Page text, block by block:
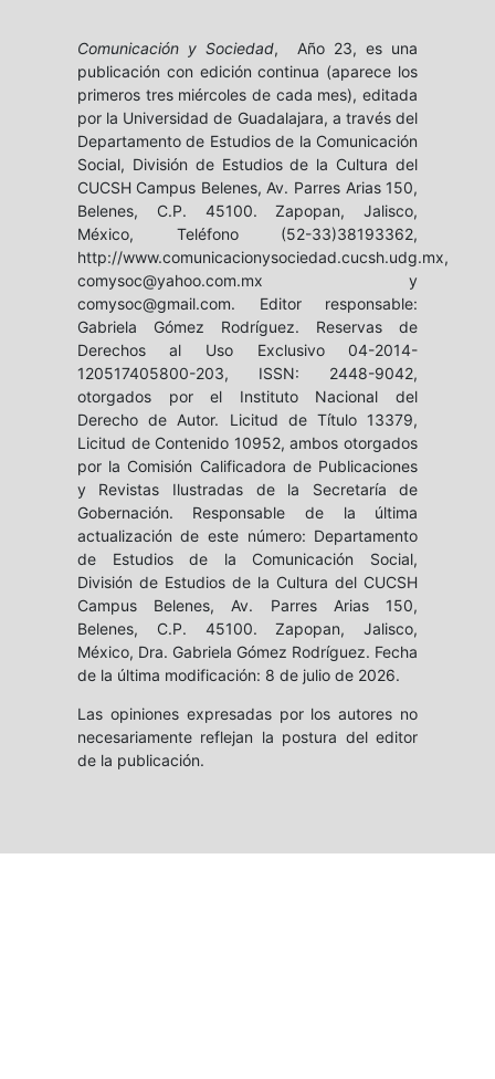
Comunicación y Sociedad, Año 23, es una
publicación con edición continua (aparece los
primeros tres miércoles de cada mes), editada
por la Universidad de Guadalajara, a través del
Departamento de Estudios de la Comunicación
Social, División de Estudios de la Cultura del
CUCSH Campus Belenes, Av. Parres Arias 150,
Belenes, C.P. 45100. Zapopan, Jalisco,
México, Teléfono (52-33)38193362,
http://www.comunicacionysociedad.cucsh.udg.mx,
comysoc@yahoo.com.mx y
comysoc@gmail.com. Editor responsable:
Gabriela Gómez Rodríguez. Reservas de
Derechos al Uso Exclusivo 04-2014-
120517405800-203, ISSN: 2448-9042,
otorgados por el Instituto Nacional del
Derecho de Autor. Licitud de Título 13379,
Licitud de Contenido 10952, ambos otorgados
por la Comisión Calificadora de Publicaciones
y Revistas Ilustradas de la Secretaría de
Gobernación. Responsable de la última
actualización de este número: Departamento
de Estudios de la Comunicación Social,
División de Estudios de la Cultura del CUCSH
Campus Belenes, Av. Parres Arias 150,
Belenes, C.P. 45100. Zapopan, Jalisco,
México, Dra. Gabriela Gómez Rodríguez. Fecha
de la última modificación: 8 de julio de 2026.
Las opiniones expresadas por los autores no
necesariamente reflejan la postura del editor
de la publicación.